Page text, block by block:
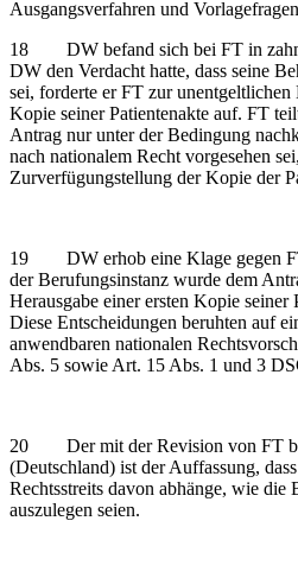
Ausgangsverfahren und Vorlagefragen
18 DW befand sich bei FT in
DW den Verdacht hatte, dass seine
sei, forderte er FT zur unentgeltlichen
Kopie seiner Patientenakte auf. FT
Antrag nur unter der Bedingung
nach nationalem Recht vorgesehen
Zurverfügungstellung der Kopie der
19 DW erhob eine Klage gegen
der Berufungsinstanz wurde dem
Herausgabe einer ersten Kopie seiner
Diese Entscheidungen beruhten auf
anwendbaren nationalen
Abs. 5 sowie Art. 15 Abs. 1 und 3
20 Der mit der Revision von FT
(Deutschland) ist der Auffassung,
Rechtsstreits davon abhänge, wie
auszulegen seien.